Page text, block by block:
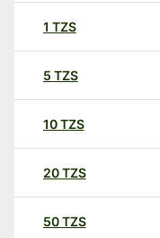
1 TZS
5 TZS
10TZS
20TZS
50TZS